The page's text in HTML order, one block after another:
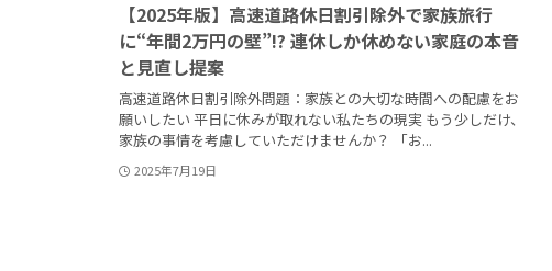
【2025年版】高速道路休日割引除外で家族旅行
に“年間2万円の壁”!? 連休しか休めない家庭の本音
と見直し提案
高速道路休日割引除外問題：家族との大切な時間への配慮をお
願いしたい 平日に休みが取れない私たちの現実 もう少しだけ、
家族の事情を考慮していただけませんか？ 「お...
2025年7月19日